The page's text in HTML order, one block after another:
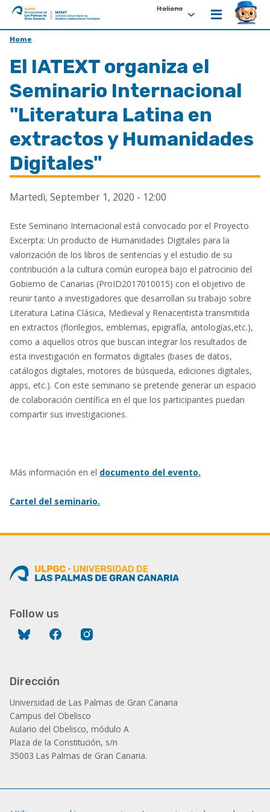
ULPGC
Ir
inicio
de
IATEXT
Italiano
Home
El IATEXT organiza el
Seminario Internacional
"Literatura Latina en
extractos y Humanidades
Digitales"
Martedì, September 1, 2020 - 12:00
Este Seminario Internacional está convocado por el Proyecto
Excerpta: Un producto de Humanidades Digitales para la
valorización de los libros de sentencias y el estudio de su
contribución a la cultura común europea bajo el patrocinio del
Gobierno de Canarias (ProID2017010015) con el objetivo de
reunir tanto a investigadores que desarrollan su trabajo sobre
Literatura Latina Clásica, Medieval y Renacentista transmitida
en extractos (florilegios, emblemas, epigrafía, antologías,etc.),
como a aquellos otros que buscan integrar los resultados de
esta investigación en formatos digitales (bases de datos,
catálogos digitales, motores de búsqueda, ediciones digitales,
apps, etc.). Con este seminario se pretende generar un espacio
de colaboración científica en el que los participantes puedan
compartir sus investigaciones.
Más información en el documento del evento.
Cartel del seminario.
Follow us
Bluesky Facebook
Dirección
Universidad de Las Palmas de Gran Canaria
Campus del Obelisco
Aulario del Obelisco, módulo A
Plaza de la Constitución, s/n
35003 Las Palmas de Gran Canaria.